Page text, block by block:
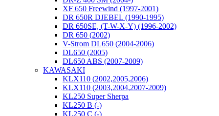
XF 650 Freewind (1997-2001)
DR 650R DJEBEL (1990-1995)
DR 650SE, (T-W-X-Y) (1996-2002)
DR 650 (2002)
V-Strom DL650 (2004-2006)
DL650 (2005)
DL650 ABS (2007-2009)
KAWASAKI
KLX110 (2002,2005,2006)
KLX110 (2003,2004,2007-2009)
KL250 Super Sherpa
KL250 B (-)
KL250 C (-)